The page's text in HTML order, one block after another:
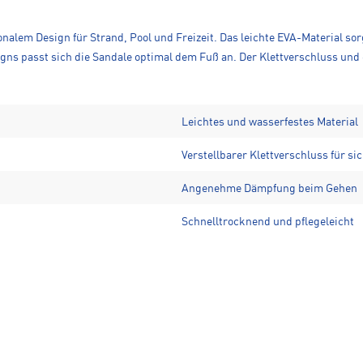
Design für Strand, Pool und Freizeit. Das leichte EVA-Material
passt sich die Sandale optimal dem Fuß an. Der Klettverschluss
Leichtes und wasserfestes Material
Verstellbarer Klettverschluss für
Angenehme Dämpfung beim Gehen
Schnelltrocknend und pflegeleicht